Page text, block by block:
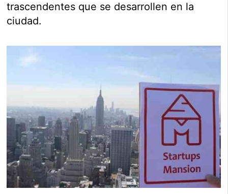
trascendentes que se desarrollen en la
ciudad.